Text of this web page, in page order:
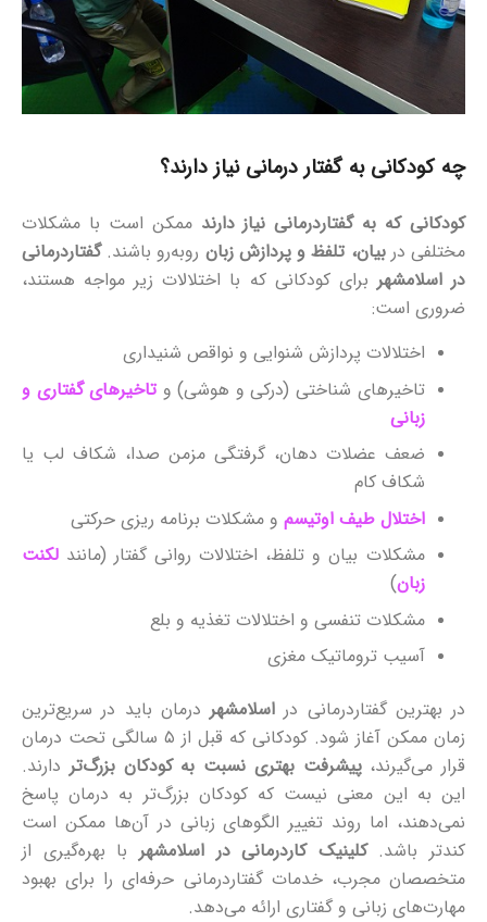
چه کودکانی به گفتار درمانی نیاز دارند؟
کودکانی که به گفتاردرمانی نیاز دارند ممکن است با مشکلات
مختلفی دربیان، تلفظ و پردازش زبان روبه‌رو باشند.گفتاردرمانی
در اسلامشهر برای کودکانی که با اختلالات زیر مواجه هستند،
ضروری است:
اختلالات پردازش شنوایی و نواقص شنیداری
تاخیرهای شناختی (درکی و هوشی) وتاخیرهای گفتاری و
زبانی
ضعف عضلات دهان، گرفتگی مزمن صدا، شکاف لب یا
شکاف کام
اختلال طیف اوتیسم و مشکلات برنامه‌ ریزی حرکتی
مشکلات بیان و تلفظ، اختلالات روانی گفتار (مانند لکنت
زبان)
مشکلات تنفسی و اختلالات تغذیه و بلع
آسیب تروماتیک مغزی
در بهترین گفتاردرمانی در اسلامشهر درمان باید در سریع‌ترین
زمان ممکن آغاز شود. کودکانی که قبل از ۵ سالگی تحت درمان
قرار می‌گیرند،پیشرفت بهتری نسبت به کودکان بزرگ‌تر دارند.
این به این معنی نیست که کودکان بزرگ‌تر به درمان پاسخ
نمی‌دهند، اما روند تغییر الگوهای زبانی در آن‌ها ممکن است
کندتر باشد.کلینیک کاردرمانی در اسلامشهر با بهره‌گیری از
متخصصان مجرب، خدمات گفتاردرمانی حرفه‌ای را برای بهبود
مهارت‌های زبانی و گفتاری ارائه می‌دهد.